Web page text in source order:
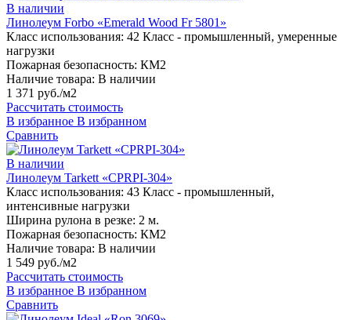
В наличии
Линолеум Forbo «Emerald Wood Fr 5801»
Класс использования: 42 Класс - промышленный, умеренные
нагрузки
Пожарная безопасность: КМ2
Наличие товара: В наличии
1 371 руб./м2
Рассчитать стоимость
В избранное В избранном
Сравнить
В наличии
Линолеум Tarkett «CPRPI-304»
Класс использования: 43 Класс - промышленный,
интенсивные нагрузки
Ширина рулона в резке: 2 м.
Пожарная безопасность: КМ2
Наличие товара: В наличии
1 549 руб./м2
Рассчитать стоимость
В избранное В избранном
Сравнить